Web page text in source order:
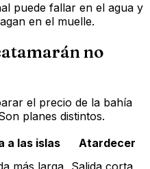
puede fallar en el agua y
en el muelle.
no
el precio de la bahía
planes distintos.
a las islas
Atardecer